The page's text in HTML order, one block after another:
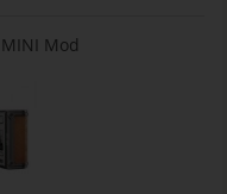
MINI Mod